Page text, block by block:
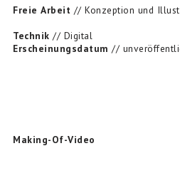
Freie Arbeit // Konzeption und
Technik // Digital
Erscheinungsdatum //
Making-Of-Video